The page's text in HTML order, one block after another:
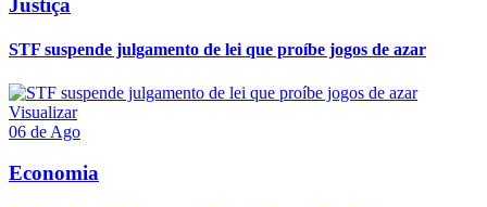
Justiça
STF suspende julgamento de lei que proíbe jogos de azar
Visualizar
06 de Ago
Economia